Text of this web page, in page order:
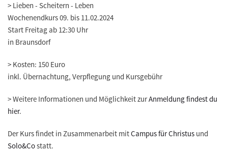
> Lieben - Scheitern - Leben
Wochenendkurs 09. bis 11.02.2024
Start Freitag ab 12:30 Uhr
in Braunsdorf
> Kosten: 150 Euro
inkl. Übernachtung, Verpflegung und Kursgebühr
> Weitere Informationen und Möglichkeit zurAnmeldung findest du
hier.
Der Kurs findet in Zusammenarbeit mitCampus für Christus und
Solo&Costatt.